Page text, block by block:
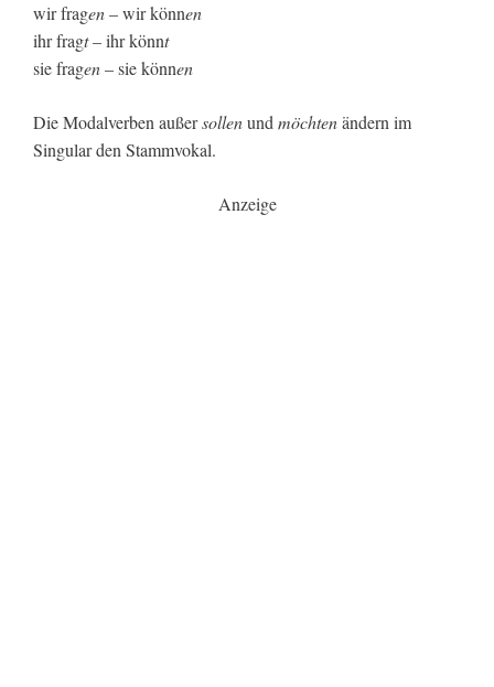
wir fragen– wir können
ihr fragt– ihr könnt
sie fragen– sie können
Die Modalverben außersollenund möchtenändern im
Singular den Stammvokal.
Anzeige